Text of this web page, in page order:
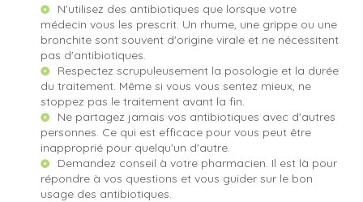
N'utilisez des antibiotiques que lorsque votre
médecin vous les prescrit. Un rhume, une grippe ou une
bronchite sont souvent d'origine virale et ne nécessitent
pas d'antibiotiques.
Respectez scrupuleusement la posologie et la durée
du traitement. Même si vous vous sentez mieux, ne
stoppez pas le traitement avant la fin.
Ne partagez jamais vos antibiotiques avec d'autres
personnes. Ce qui est efficace pour vous peut être
inapproprié pour quelqu'un d'autre.
Demandez conseil à votre pharmacien. Il est là pour
répondre à vos questions et vous guider sur le bon
usage des antibiotiques.